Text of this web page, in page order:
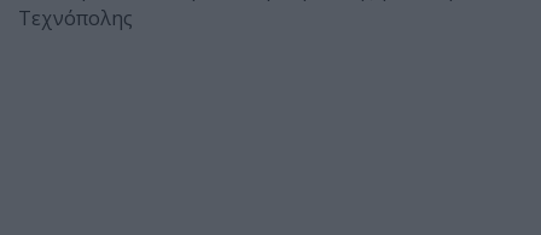
Τεχνόπολης